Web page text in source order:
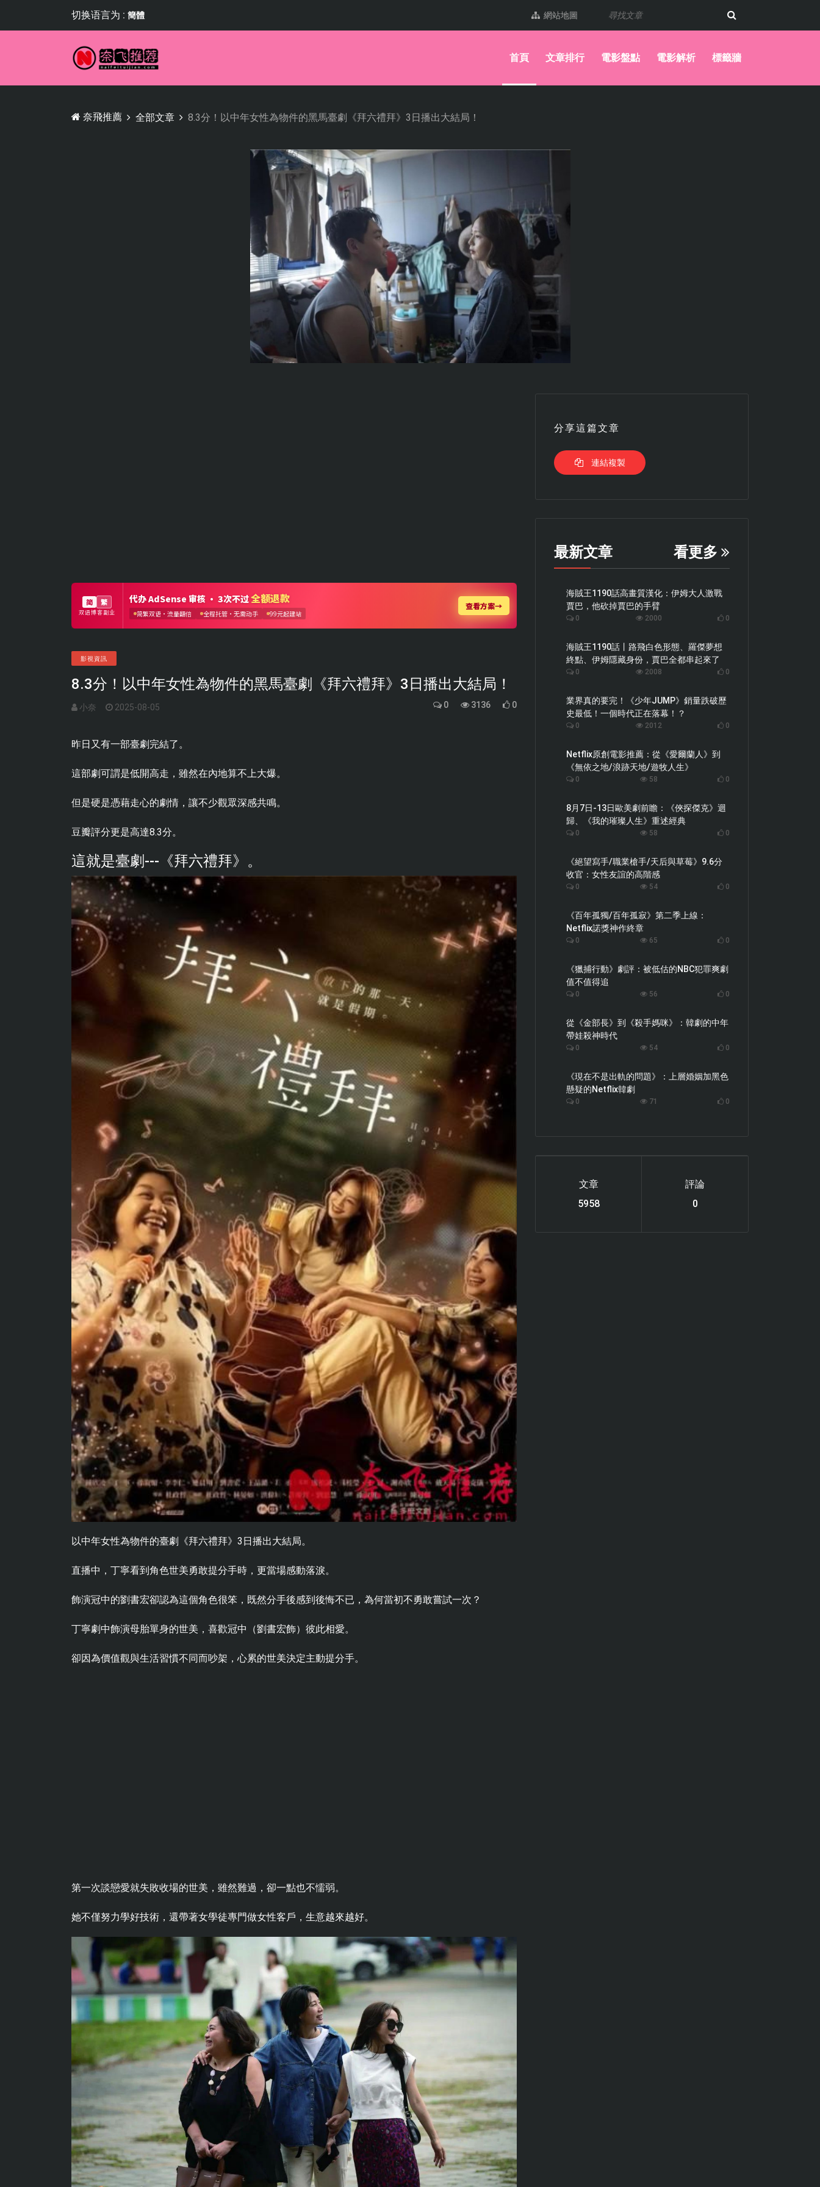
切换语言为 : 簡體 網站地圖
首頁 文章排行 電影盤點 電影解析 標籤牆
奈飛推薦 全部文章 8.3分！以中年女性為物件的黑馬臺劇《拜六禮拜》3日播出大結局！
影視資訊
8.3分！以中年女性為物件的黑馬臺劇《拜六禮拜》3日播出大結局！
小奈 2025-08-05 0 3136 0
昨日又有一部臺劇完結了。
這部劇可謂是低開高走，雖然在內地算不上大爆。
但是硬是憑藉走心的劇情，讓不少觀眾深感共鳴。
豆瓣評分更是高達8.3分。
這就是臺劇---《拜六禮拜》。
以中年女性為物件的臺劇《拜六禮拜》3日播出大結局。
直播中，丁寧看到角色世美勇敢提分手時，更當場感動落淚。
飾演冠中的劉書宏卻認為這個角色很笨，既然分手後感到後悔不已，為何當初不勇敢嘗試一次？
丁寧劇中飾演母胎單身的世美，喜歡冠中（劉書宏飾）彼此相愛。
卻因為價值觀與生活習慣不同而吵架，心累的世美決定主動提分手。
第一次談戀愛就失敗收場的世美，雖然難過，卻一點也不懦弱。
她不僅努力學好技術，還帶著女學徒專門做女性客戶，生意越來越好。
分享這篇文章
連結複製
最新文章 看更多
海賊王1190話高畫質漢化：伊姆大人激戰
賈巴，他砍掉賈巴的手臂
0 2000 0
海賊王1190話丨路飛白色形態、羅傑夢想
終點、伊姆隱藏身份，賈巴全都串起來了
0 2008 0
業界真的要完！《少年JUMP》銷量跌破歷
史最低！一個時代正在落幕！？
0 2012 0
Netflix原創電影推薦：從《愛爾蘭人》到
《無依之地/浪跡天地/遊牧人生》
0 58 0
8月7日-13日歐美劇前瞻：《俠探傑克》迴
歸、《我的璀璨人生》重述經典
0 58 0
《絕望寫手/職業槍手/天后與草莓》9.6分
收官：女性友誼的高階感
0 54 0
《百年孤獨/百年孤寂》第二季上線：
Netflix諾獎神作終章
0 65 0
《獵捕行動》劇評：被低估的NBC犯罪爽劇
值不值得追
0 56 0
從《金部長》到《殺手媽咪》：韓劇的中年
帶娃殺神時代
0 54 0
《現在不是出軌的問題》：上層婚姻加黑色
懸疑的Netflix韓劇
0 71 0
文章
6122
評論
0